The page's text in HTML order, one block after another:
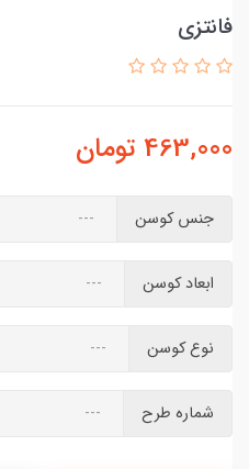
فانتزی
463,000 تومان
جنس کوسن
ابعاد کوسن
نوع کوسن
شماره طرح